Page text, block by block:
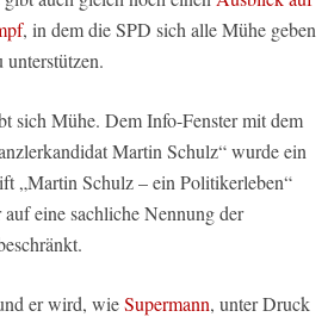
, in dem die SPD sich alle Mühe geben
sich Mühe. Dem Info-Fenster mit dem
Martin Schulz“ wurde ein
„Martin Schulz – ein Politikerleben“
eine sachliche Nennung der
er wird, wieSupermann, unter Druck